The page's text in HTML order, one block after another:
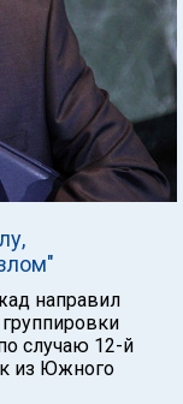
направил
случаю 12-й
из Южного